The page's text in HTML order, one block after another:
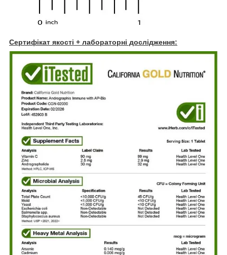
Сертифікат якості + лабораторні дослідження: